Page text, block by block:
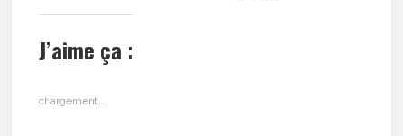
J’aime ça :
chargement…